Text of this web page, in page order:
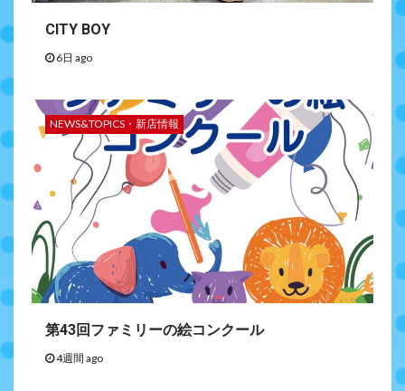
CITY BOY
6日 ago
NEWS&TOPICS・新店情報
第43回ファミリーの絵コンクール
4週間 ago